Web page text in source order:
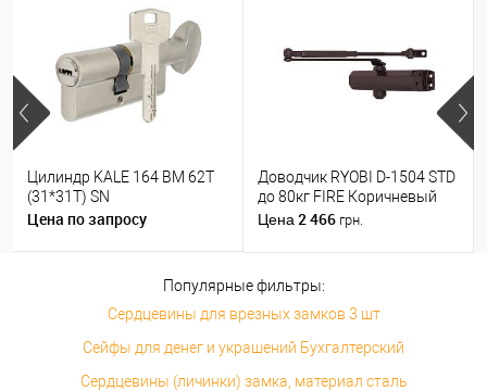
Цилиндр KALE 164 BM 62T
(31*31T) SN
Цена по запросу
Доводчик RYOBI D-1504 STD
до 80кг FIRE Коричневый
Цена 2 466 грн.
Популярные фильтры:
Сердцевины для врезных замков 3 шт
Сейфы для денег и украшений Бухгалтерский
Сердцевины (личинки) замка, материал сталь